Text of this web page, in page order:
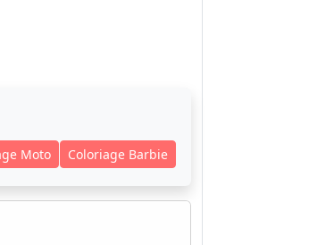
Moto Coloriage Barbie